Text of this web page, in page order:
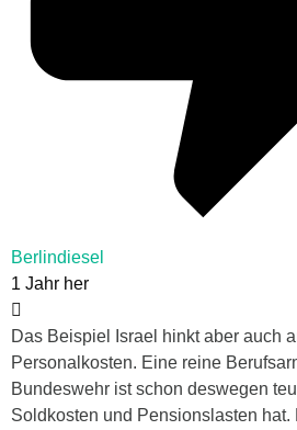
Berlindiesel
1 Jahr her
Das Beispiel Israel hinkt aber auch
Personalkosten. Eine reine
Bundeswehr ist schon deswegen
Soldkosten und Pensionslasten